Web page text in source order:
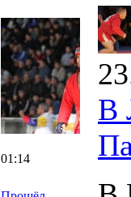
01:14
В